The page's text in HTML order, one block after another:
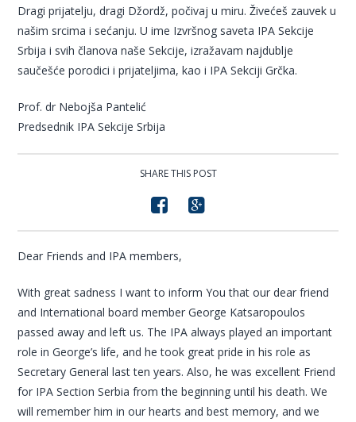
Dragi prijatelju, dragi Džordž, počivaj u miru. Živećeš zauvek u
našim srcima i sećanju. U ime Izvršnog saveta IPA Sekcije
Srbija i svih članova naše Sekcije, izražavam najdublje
saučešće porodici i prijateljima, kao i IPA Sekciji Grčka.
Prof. dr Nebojša Pantelić
Predsednik IPA Sekcije Srbija
SHARE THIS POST
Dear Friends and IPA members,
With great sadness I want to inform You that our dear friend
and International board member George Katsaropoulos
passed away and left us. The IPA always played an important
role in George’s life, and he took great pride in his role as
Secretary General last ten years. Also, he was excellent Friend
for IPA Section Serbia from the beginning until his death. We
will remember him in our hearts and best memory, and we